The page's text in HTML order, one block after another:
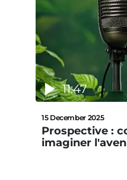
11:47
15 December 2025
Prospective :
imaginer